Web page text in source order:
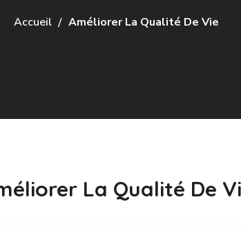
Accueil Améliorer La Qualité De Vie
La Qualité De